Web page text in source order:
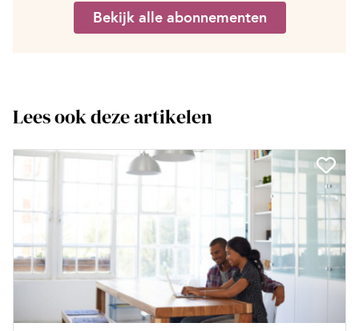
Bekijk alle abonnementen
Lees ook deze artikelen